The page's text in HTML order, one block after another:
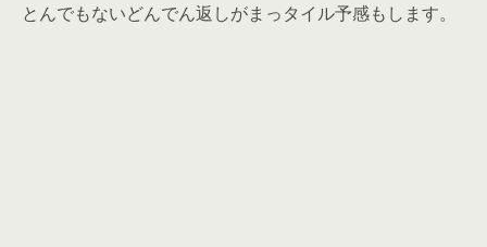
とんでもないどんでん返しがまっタイル予感もします。